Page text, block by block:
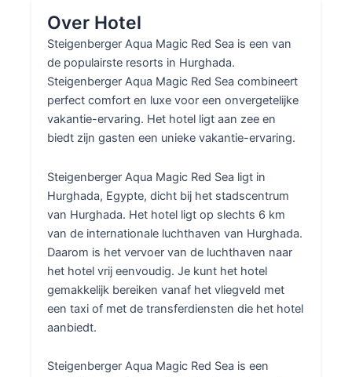
Over Hotel
Steigenberger Aqua Magic Red Sea is een van
de populairste resorts in Hurghada.
Steigenberger Aqua Magic Red Sea combineert
perfect comfort en luxe voor een onvergetelijke
vakantie-ervaring. Het hotel ligt aan zee en
biedt zijn gasten een unieke vakantie-ervaring.
Steigenberger Aqua Magic Red Sea ligt in
Hurghada, Egypte, dicht bij het stadscentrum
van Hurghada. Het hotel ligt op slechts 6 km
van de internationale luchthaven van Hurghada.
Daarom is het vervoer van de luchthaven naar
het hotel vrij eenvoudig. Je kunt het hotel
gemakkelijk bereiken vanaf het vliegveld met
een taxi of met de transferdiensten die het hotel
aanbiedt.
Steigenberger Aqua Magic Red Sea is een